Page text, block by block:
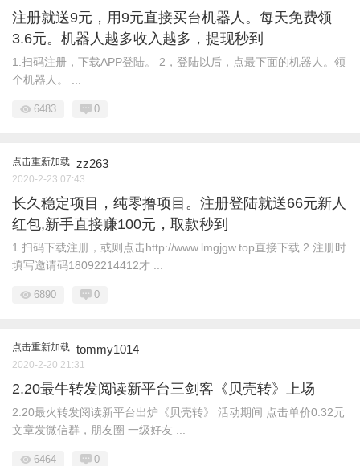
注册就送9元，用9元直接买台机器人。每天免费领
3.6元。机器人越多收入越多，提现秒到
1.扫码注册，下载APP登陆。 2，登陆以后，点最下面的机器人。领
个机器人。 ...
6483 0
点击重新加载 zz263
2020-2-23 07:43
长久稳定项目，纯零撸项目。注册登陆就送66元新人
红包,新手直接赚100元，取款秒到
1.扫码下载注册，或则点击http://www.lmgjgw.top直接下载 2.注册时
填写邀请码18092214412才 ...
6890 0
点击重新加载 tommy1014
2020-2-20 21:31
2.20最牛转发阅读新平台三剑客《贝壳转》上场
2.20最火转发阅读新平台出炉《贝壳转》 活动期间 点击单价0.32元
文章发微信群，朋友圈 一级好友 ...
6464 0